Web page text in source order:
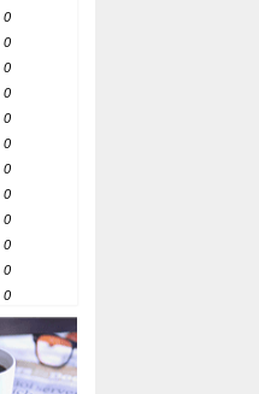
0
0
0
0
0
0
0
0
0
0
0
0